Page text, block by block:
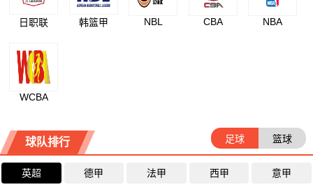
日职联 韩篮甲 NBL CBA NBA
WCBA
球队排行 足球 篮球
英超 德甲 法甲 西甲 意甲